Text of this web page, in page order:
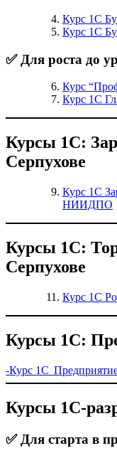
Курс 1С
Курс 1С
✅ Для роста до
Курс
Курс 1С
Курсы 1С:
Серпухове
Курс 1С
НИИДПО
Курсы 1С:
Серпухове
Курс 1С
Курсы 1С:
-Курс 1С
Курсы 1С-
✅ Для старта в